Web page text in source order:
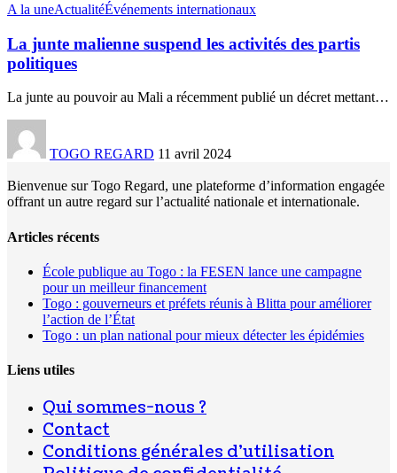
A la uneActualitéÉvénements internationaux
La junte malienne suspend les activités des partis
politiques
La junte au pouvoir au Mali a récemment publié un décret mettant…
TOGO REGARD 11 avril 2024
Bienvenue sur Togo Regard, une plateforme d’information engagée
offrant un autre regard sur l’actualité nationale et internationale.
Articles récents
École publique au Togo : la FESEN lance une campagne
pour un meilleur financement
Togo : gouverneurs et préfets réunis à Blitta pour améliorer
l’action de l’État
Togo : un plan national pour mieux détecter les épidémies
Liens utiles
Qui sommes-nous ?
Contact
Conditions générales d’utilisation